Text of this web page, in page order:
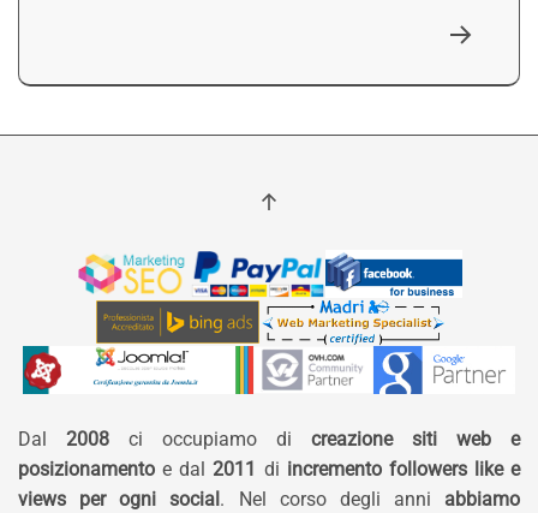
Dal 2008 ci occupiamo di creazione siti web e
posizionamento e dal 2011 di incremento followers like e
views per ogni social. Nel corso degli anni abbiamo